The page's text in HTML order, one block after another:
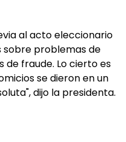
al acto eleccionario
sobre problemas de
de fraude. Lo cierto es
se dieron en un
dijo la presidenta.